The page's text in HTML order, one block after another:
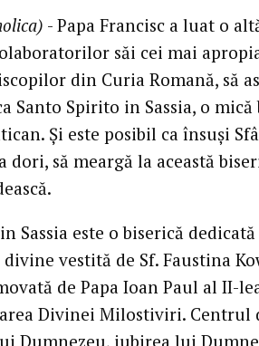
- Papa Francisc a luat o
săi cei mai
din Curia Romană, să
Santo Spirito in Sassia, o
Şi este posibil ca însuşi
dori, să meargă la această
Sassia este o biserică
vestită de Sf. Faustina
de Papa Ioan Paul al II-
Divinei Milostiviri. Centrul
Dumnezeu, iubirea lui